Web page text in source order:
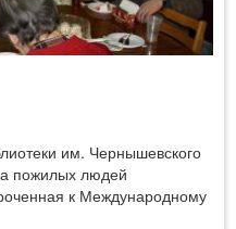
им. Чернышевского
пожилых людей
к Международному